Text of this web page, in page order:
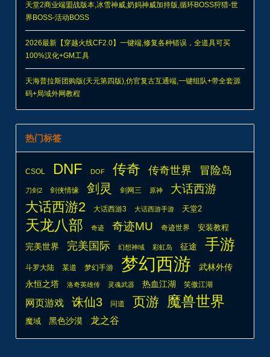
天堂2商业端盟战版本,冰雪神威,奶妈神威加持版,循环BOSS狩猎-世
界BOSS-活动BOSS
2026最新【穿越火线CF2.0】一键端,修复各种错误，全道具可买
100%汉化+GM工具
天海普拉斯团购版(天元第四版),仿官复古互通端,一键组队+带全套源
码+局域外网教程
热门标签
CSOL DNF DOF 传奇 传奇世界 冒险岛
刀剑2 剑侠情缘 剑灵 剑网三 原神 大话西游
大话西游2 大话西游3 大话西游手游 天堂2
天龙八部 奇迹 奇迹MU 奇迹世界 安装教程
完美世界 完美国际 幻想神域 彩虹岛 征途 手游
斗罗大陆 某道 梦幻手游 梦幻西游
武林外传
永恒之塔
洛奇英雄传 灵魂武器 热血江湖 笑傲江湖
网页游戏 诛仙3 问道 页游 魔兽世界
魔域 黑色沙漠 龙之谷